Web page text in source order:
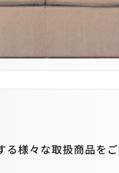
る様々な取扱商品を